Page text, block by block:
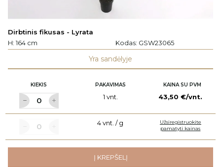
Dirbtinis fikusas - Lyrata
H: 164 cm
Kodas: GSW23065
Yra sandėlyje
KIEKIS PAKAVIMAS KAINA SU PVM
1 vnt. 43,50 €/vnt.
4 vnt. / g
Užsiregistruokite
pamatyti kainas
Į KREPŠELĮ